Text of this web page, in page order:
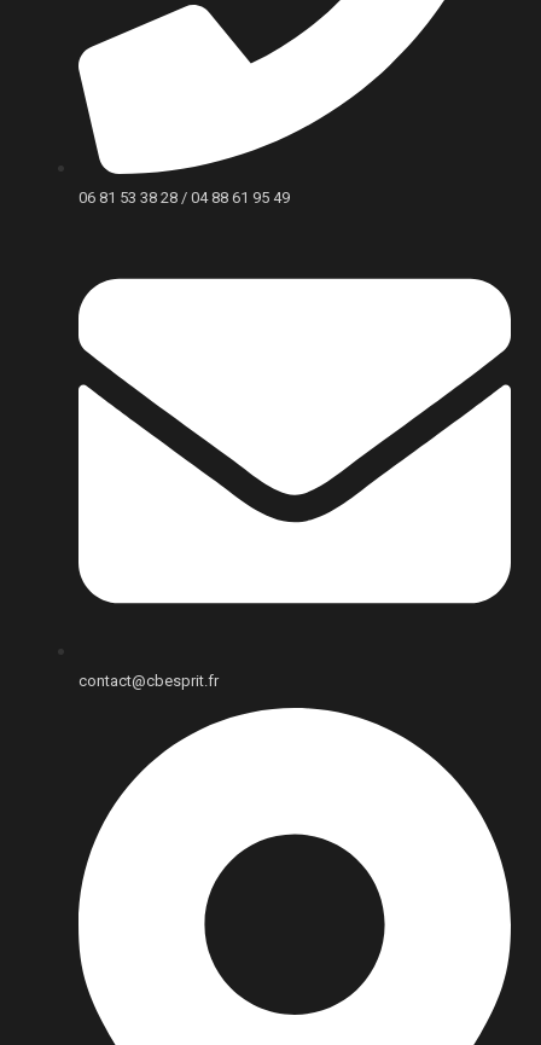
06 81 53 38 28 / 04 88 61 95 49
contact@cbesprit.fr